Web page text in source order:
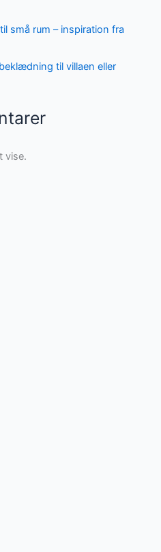
små rum – inspiration fra
til villaen eller
vise.